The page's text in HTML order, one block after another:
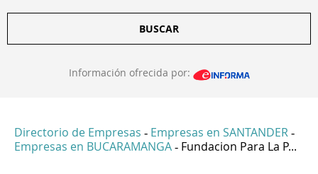
BUSCAR
Información ofrecida por:
Directorio de Empresas - Empresas en SANTANDER -
Empresas en BUCARAMANGA - Fundacion Para La P...